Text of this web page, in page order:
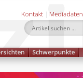
Kontakt | Mediadaten
Schwerpunkte